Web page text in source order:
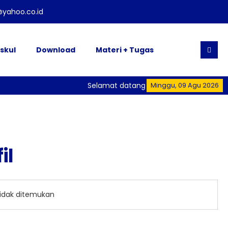
Download Materi + Tugas
Minggu, 09 Agu 2026
Selamat datang di Website Resmi SMK
ditemukan